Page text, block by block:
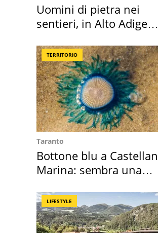
Uomini di pietra nei
sentieri, in Alto Adige
TERRITORIO
Taranto
Bottone blu a
Marina: sembra una
LIFESTYLE